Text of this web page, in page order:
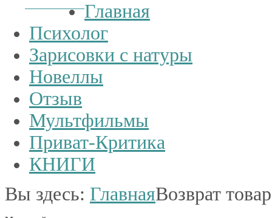
Главная
Психолог
Зарисовки с натуры
Новеллы
Отзыв
Мультфильмы
Приват-Критика
КНИГИ
Вы здесь: ГлавнаяВозврат